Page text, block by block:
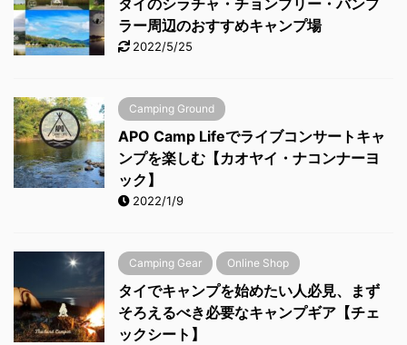
タイのシラチャ・チョンブリー・バンプ
ラー周辺のおすすめキャンプ場
2022/5/25
Camping Ground
APO Camp Lifeでライブコンサートキャ
ンプを楽しむ【カオヤイ・ナコンナーヨ
ック】
2022/1/9
Camping Gear Online Shop
タイでキャンプを始めたい人必見、まず
そろえるべき必要なキャンプギア【チェ
ックシート】